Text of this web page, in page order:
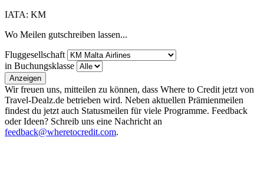
IATA: KM
Wo Meilen gutschreiben lassen...
Fluggesellschaft
in Buchungsklasse
Anzeigen
Wir freuen uns, mitteilen zu können, dass Where to Credit jetzt von
Travel-Dealz.de betrieben wird. Neben aktuellen Prämienmeilen
findest du jetzt auch Statusmeilen für viele Programme. Feedback
oder Ideen? Schreib uns eine Nachricht an
feedback@wheretocredit.com.